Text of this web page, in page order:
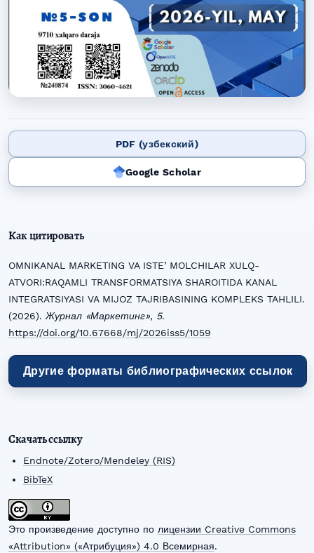
PDF (узбекский)
Google Scholar
Как цитировать
OMNIKANAL MARKETING VA ISTEʼMOLCHILAR XULQ-
ATVORI:RAQAMLI TRANSFORMATSIYA SHAROITIDA KANAL
INTEGRATSIYASI VA MIJOZ TAJRIBASINING KOMPLEKS TAHLILI.
(2026). Журнал «Маркетинг», 5.
https://doi.org/10.67668/mj/2026iss5/1059
Другие форматы библиографических ссылок
Скачать ссылку
Endnote/Zotero/Mendeley (RIS)
BibTeX
Это произведение доступно по лицензии Creative Commons
«Attribution» («Атрибуция») 4.0 Всемирная.